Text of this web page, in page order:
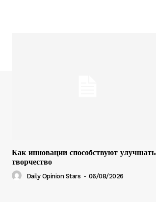
Как инновации способствуют улучшать
творчество
Daily Opinion Stars - 06/08/2026